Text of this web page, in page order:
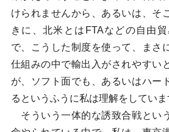
けられませんから、あるいは、そ
きに、北米とはFTAなどの自由
で、こうした制度を使って、まさ
仕組みの中で輸出入がされやすい
が、ソフト面でも、あるいはハー
るというふうに私は理解をしていま
そういう一体的な誘致合戦とい